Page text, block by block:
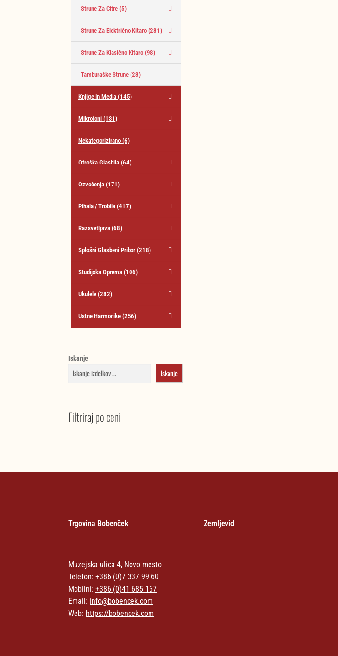
Strune Za Citre(5)
Strune Za Električno Kitaro(281)
Strune Za Klasično Kitaro(98)
Tamburaške Strune(23)
Knjige In Media(145)
Mikrofoni(131)
Nekategorizirano(6)
Otroška Glasbila(64)
Ozvočenja(171)
Pihala / Trobila(417)
Razsvetljava(68)
Splošni Glasbeni Pribor(218)
Studijska Oprema(106)
Ukulele(282)
Ustne Harmonike(256)
Iskanje
Iskanje
Filtriraj po ceni
Trgovina Bobenček
Muzejska ulica 4, Novo mesto
Telefon:+386 (0)7 337 99 60
Mobilni:+386 (0)41 685 167
Email: info@bobencek.com
Web: https://bobencek.com
Zemljevid